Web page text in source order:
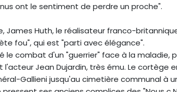
ont le sentiment de perdre un proche".
James Huth, le réalisateur franco-
fou", qui est "parti avec élégance".
le combat d'un "guerrier" face à la maladie,
l'acteur Jean Dujardin, très ému. Le cortège
Gallieni jusqu'au cimetière communal à